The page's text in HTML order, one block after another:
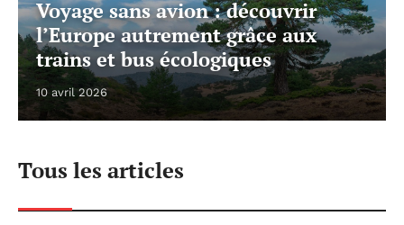
Voyage sans avion : découvrir
l’Europe autrement grâce aux
trains et bus écologiques
10 avril 2026
Tous les articles